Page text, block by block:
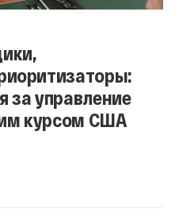
за управление
курсом США